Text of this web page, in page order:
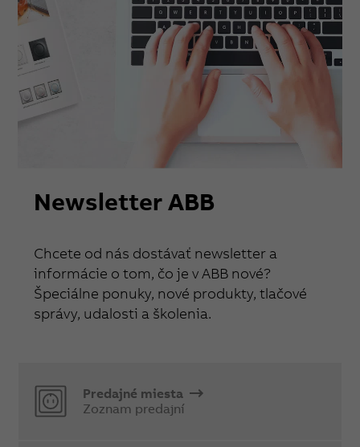
Newsletter ABB
Chcete od nás dostávať newsletter a
informácie o tom, čo je v ABB nové?
Špeciálne ponuky, nové produkty, tlačové
správy, udalosti a školenia.
Predajné miesta
Zoznam predajní